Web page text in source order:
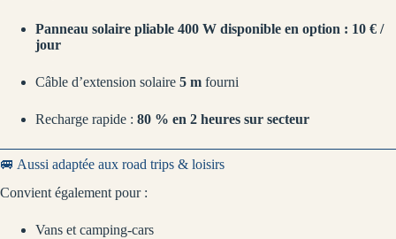
Panneau solaire pliable 400 W disponible en option : 10 € /
jour
Câble d’extension solaire 5 m fourni
Recharge rapide : 80 % en 2 heures sur secteur
🚐 Aussi adaptée aux road trips & loisirs
Convient également pour :
Vans et camping-cars